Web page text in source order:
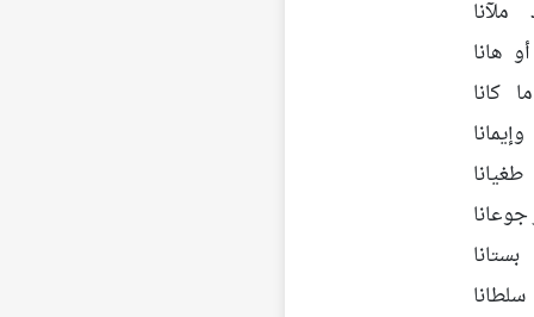
هانا
كانا